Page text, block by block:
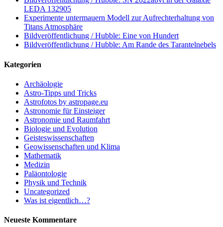
LEDA 132905
Experimente untermauern Modell zur Aufrechterhaltung von
Titans Atmosphäre
Bildveröffentlichung / Hubble: Eine von Hundert
Bildveröffentlichung / Hubble: Am Rande des Tarantelnebels
Kategorien
Archäologie
Astro-Tipps und Tricks
Astrofotos by astropage.eu
Astronomie für Einsteiger
Astronomie und Raumfahrt
Biologie und Evolution
Geisteswissenschaften
Geowissenschaften und Klima
Mathematik
Medizin
Paläontologie
Physik und Technik
Uncategorized
Was ist eigentlich…?
Neueste Kommentare